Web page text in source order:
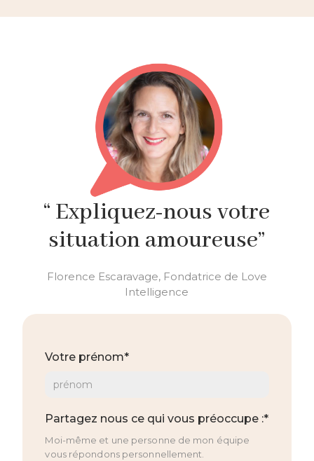
“ Expliquez-nous votre
situation amoureuse”
Florence Escaravage, Fondatrice de Love
Intelligence
Votre prénom*
Partagez nous ce qui vous préoccupe :*
Moi-même et une personne de mon équipe
vous répondons personnellement.